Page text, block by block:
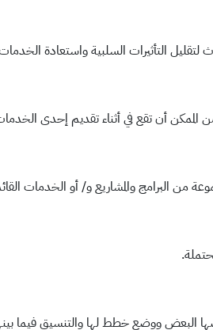
التأثيرات السلبية واستعادة
الممكن أن تقع في أثناء تقديم إحدى
من البرامج والمشاريع و/ أو الخدمات
البعض ووضع خطط لها والتنسيق فيما